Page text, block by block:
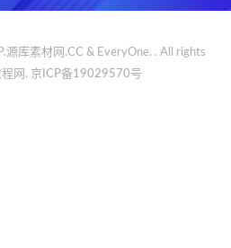
库素材网.CC & EveryOne. . All rights
网. 京ICP备19029570号